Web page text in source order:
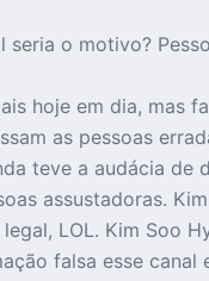
seria o motivo?
hoje em dia, mas
as pessoas
teve a audácia
assustadoras.
LOL. Kim Soo
falsa esse canal